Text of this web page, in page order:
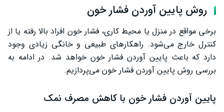
پایین آوردن فشار خون با دارو
پایین آوردن فشار خون با جراحی
استفاده از دستگاه‌ها و روش‌های پیشرفته
سخن پایانی
روش پایین آوردن فشار خون
برخی مواقع در منزل یا محیط کاری، فشار خون افراد بالا رفته یا از
کنترل خارج می‌شود. راهکارهای طبیعی و خانگی زیادی وجود
دارد که باعث پایین آوردن فشار خون خواهد شد. در ادامه به
بررسی روش پایین آوردن فشار خون می‌پردازیم.
پایین آوردن فشار خون با کاهش مصرف نمک